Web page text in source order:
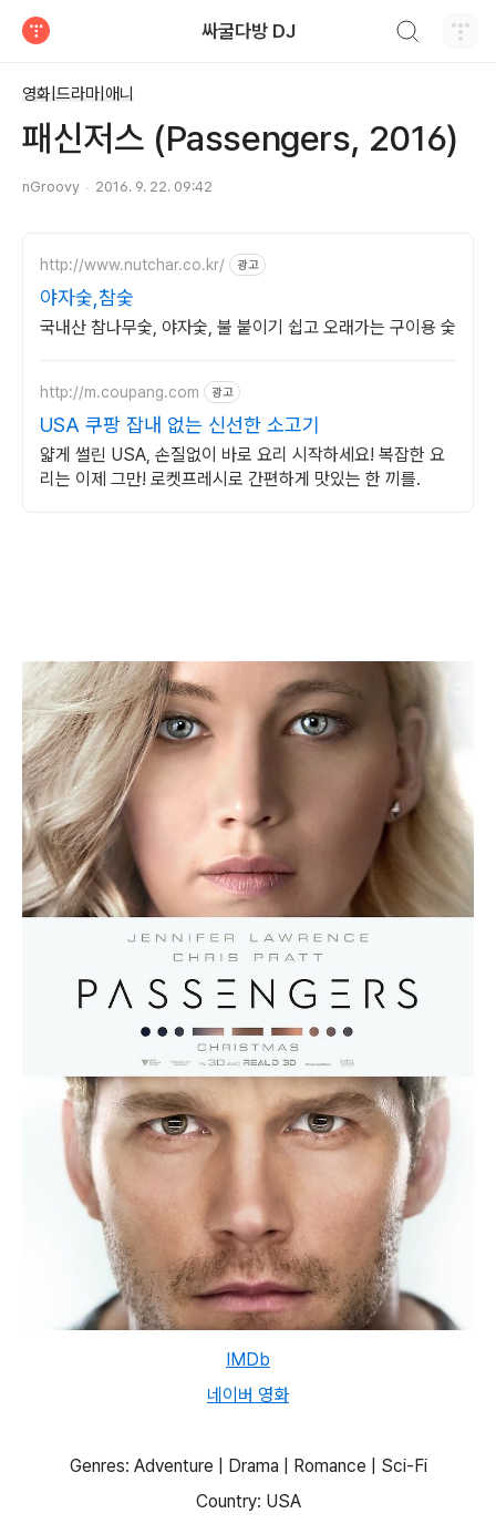
싸굴다방 DJ
영화|드라마|애니
패신저스 (Passengers, 2016)
nGroovy 2016. 9. 22. 09:42
http://www.nutchar.co.kr/ 광고
야자숯,참숯
국내산 참나무숯, 야자숯, 불 붙이기 쉽고 오래가는 구이용 숯
http://m.coupang.com 광고
USA 쿠팡 잡내 없는 신선한 소고기
얇게 썰린 USA, 손질없이 바로 요리 시작하세요! 복잡한 요
리는 이제 그만! 로켓프레시로 간편하게 맛있는 한 끼를.
IMDb
네이버 영화
Genres: Adventure | Drama | Romance | Sci-Fi
Country: USA